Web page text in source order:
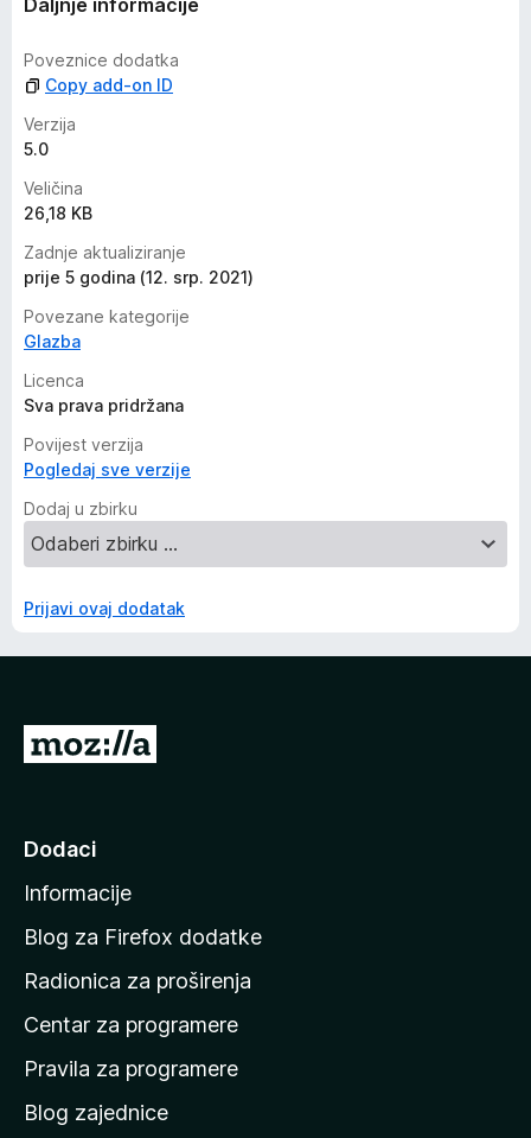
Daljnje informacije
Poveznice dodatka
Copy add-on ID
Verzija
5.0
Veličina
26,18 KB
Zadnje aktualiziranje
prije 5 godina (12. srp. 2021)
Povezane kategorije
Glazba
Licenca
Sva prava pridržana
Povijest verzija
Pogledaj sve verzije
Dodaj u zbirku
Prijavi ovaj dodatak
n
p
o
e
t
n
s
Dodaci
Informacije
Blog za Firefox dodatke
Radionica za proširenja
Centar za programere
Pravila za programere
Blog zajednice